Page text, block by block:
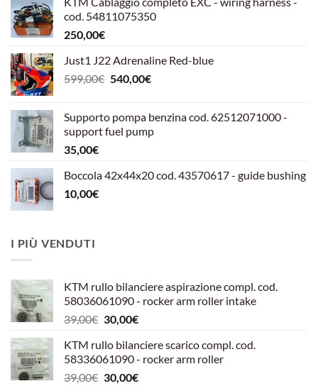
cod. 54811075350
250,00€
Just1 J22 Adrenaline Red-blue
599,00€ Il
era:
599,00€.
540,00€Il
è:
540,00€.
Supporto pompa benzina cod. 62512071000 -
support fuel pump
35,00€
Boccola 42x44x20 cod. 43570617 - guide bushing
10,00€
I PIÙ VENDUTI
KTM rullo bilanciere aspirazione compl. cod.
58036061090 - rocker arm roller intake
39,00€ Il
originale
era:
39,00€.
30,00€Il
attuale
è:
30,00€.
KTM rullo bilanciere scarico compl. cod.
58336061090 - rocker arm roller
39,00€ Il
30,00€Il